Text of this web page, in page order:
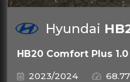
Hyundai
HB20 Comfort Plus
2023/2024